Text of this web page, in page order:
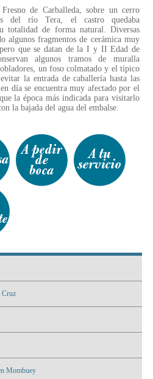
de Carballeda, sobre un cerro
del río Tera, el castro quedaba
totalidad de forma natural. Diversas
algunos fragmentos de cerámica muy
que se datan de la I y II Edad de
algunos tramos de muralla
un foso colmatado y el típico
la entrada de caballería hasta las
día se encuentra muy afectado por el
la época más indicada para visitarlo
la bajada del agua del embalse.
Cruz
Mombuey